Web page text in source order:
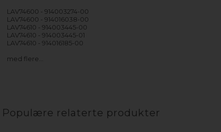
LAV74600 - 914003274-00
LAV74600 - 914016038-00
LAV74610 - 914003445-00
LAV74610 - 914003445-01
LAV74610 - 914016185-00
med flere…
Populære relaterte produkter